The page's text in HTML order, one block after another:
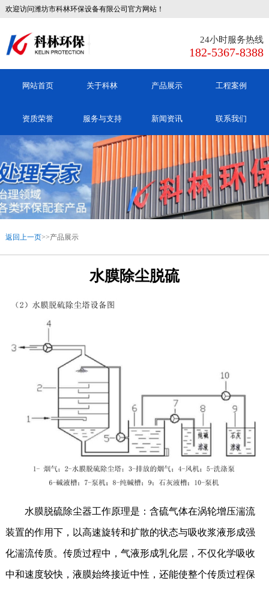
欢迎访问潍坊市科林环保设备有限公司官方网站！
24小时服务热线
182-5367-8388
网站首页 关于科林 产品展示 工程案例
资质荣誉 服务与支持 新闻资讯 联系我们
返回上一页>>产品展示
水膜除尘脱硫
水膜脱硫除尘器工作原理是： 含硫气体在涡轮增压湍流
装置的作用下，以高速旋转和扩散的状态与吸收浆液形成强
化湍流传质。传质过程中，气液形成乳化层，不仅化学吸收
中和速度较快，液膜始终接近中性，还能使整个传质过程保